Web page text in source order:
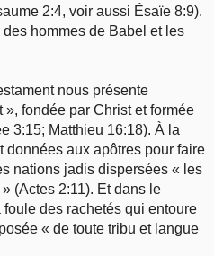
2:4, voir aussi Ésaïe 8:9).
hommes de Babel et les
nous présente
fondée par Christ et formée
3:15; Matthieu 16:18). À la
données aux apôtres pour faire
nations jadis dispersées « les
(Actes 2:11). Et dans le
des rachetés qui entoure
« de toute tribu et langue